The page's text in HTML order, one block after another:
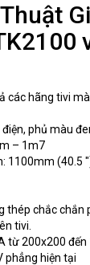
các hãng tivi
phủ màu
– 1m7
1100mm (40.5
thép chắc chắn
tivi.
từ 200x200 đến
phẳng hiện tại